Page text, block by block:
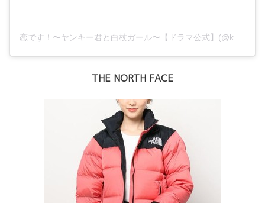
恋です！〜ヤンキー君と白杖ガール〜【ドラマ公式】(@koidesu_ntv)がシェアした投稿
THE NORTH FACE